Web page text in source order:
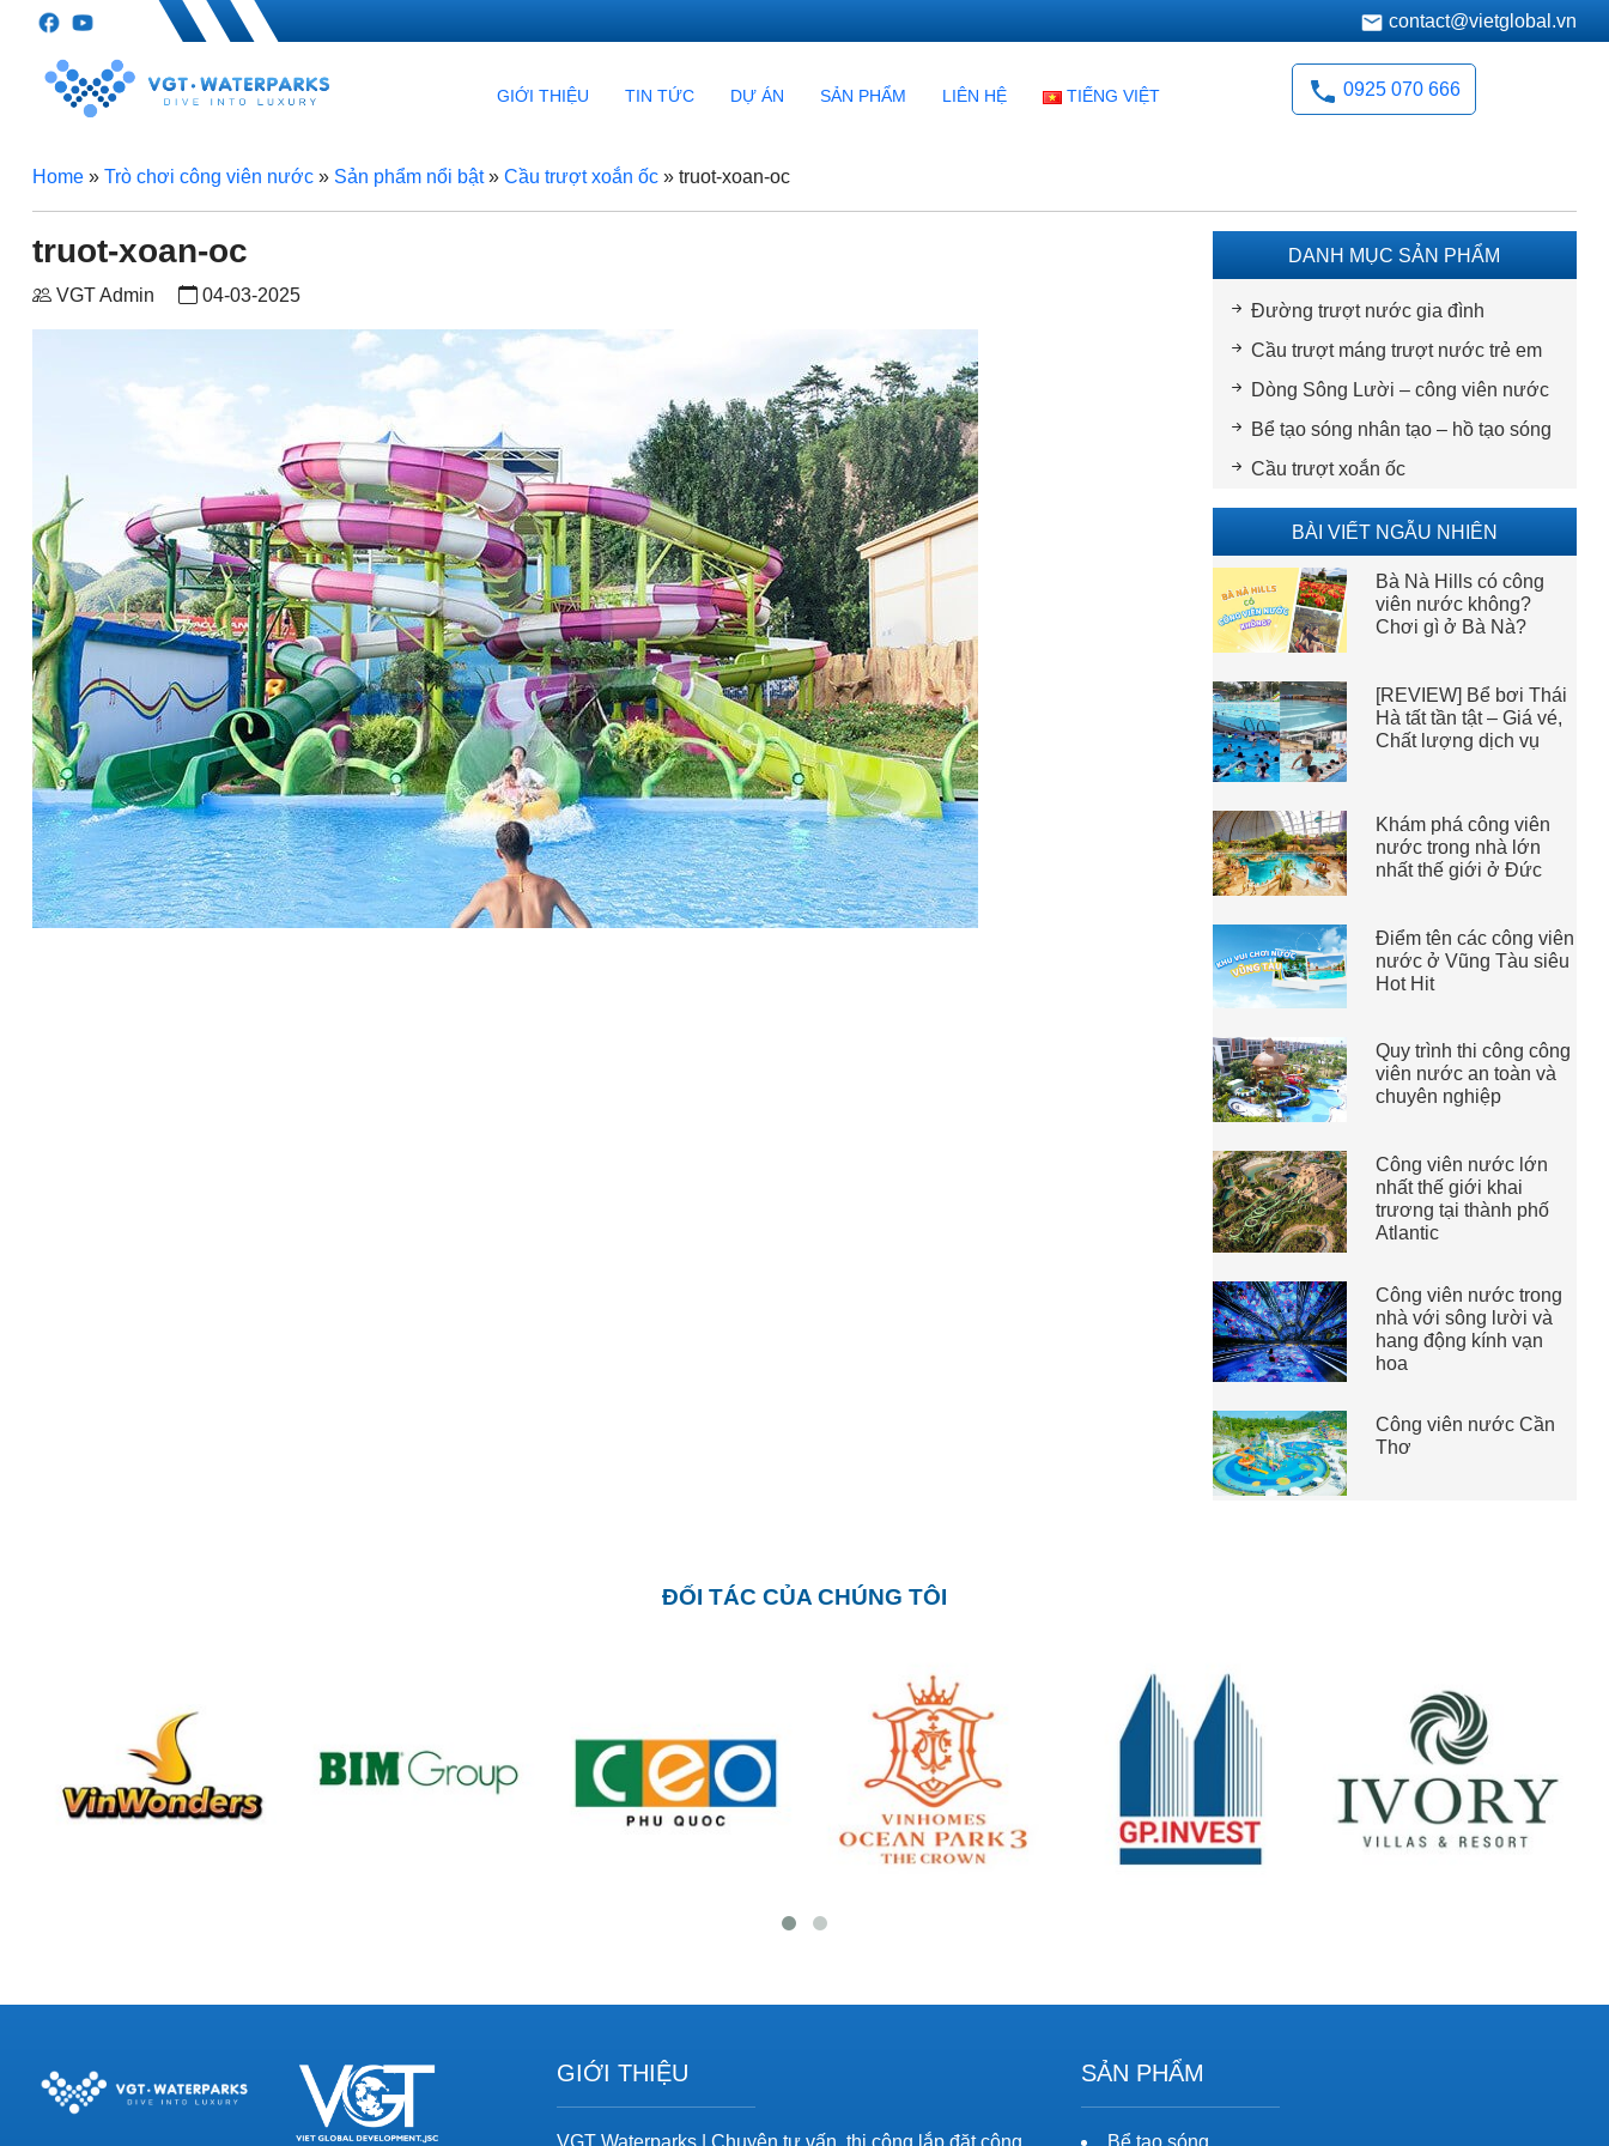
contact@vietglobal.vn
GIỚI THIỆU TIN TỨC DỰ ÁN SẢN PHẨM LIÊN HỆ TIẾNG VIỆT 0925 070 666
Home» Trò chơi công viên nước» Sản phẩm nổi bật» Cầu trượt xoắn ốc» truot-xoan-oc
truot-xoan-oc
VGT Admin 04-03-2025
DANH MỤC SẢN PHẨM
Đường trượt nước gia đình
Cầu trượt máng trượt nước trẻ em
Dòng Sông Lười – công viên nước
Bể tạo sóng nhân tạo – hồ tạo sóng
Cầu trượt xoắn ốc
BÀI VIẾT NGẪU NHIÊN
Bà Nà Hills có công
viên nước không?
Chơi gì ở Bà Nà?
[REVIEW] Bể bơi Thái
Hà tất tần tật – Giá vé,
Chất lượng dịch vụ
Khám phá công viên
nước trong nhà lớn
nhất thế giới ở Đức
Điểm tên các công viên
nước ở Vũng Tàu siêu
Hot Hit
Quy trình thi công công
viên nước an toàn và
chuyên nghiệp
Công viên nước lớn
nhất thế giới khai
trương tại thành phố
Atlantic
Công viên nước trong
nhà với sông lười và
hang động kính vạn
hoa
Công viên nước Cần
Thơ
ĐỐI TÁC CỦA CHÚNG TÔI
GIỚI THIỆU
VGT Waterparks | Chuyên tư vấn, thi công lắp đặt công
SẢN PHẨM
Bể tạo sóng